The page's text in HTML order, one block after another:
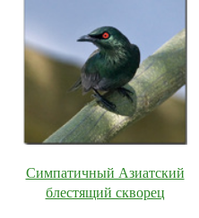
Симпатичный Азиатский
блестящий скворец